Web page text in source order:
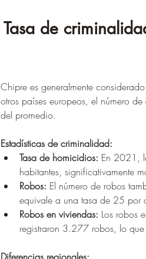
Tasa de
Chipre es generalmente
otros países europeos, el número
del promedio.
Estadísticas de criminalidad:
Tasa de homicidios: En 2021,
habitantes, significativamente
Robos: El número de robos
equivale a una tasa de 25
Robos en viviendas: Los robos
registraron 3.277 robos, lo